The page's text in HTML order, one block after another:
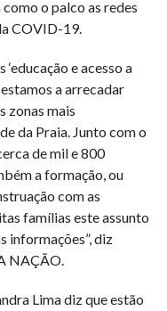
o palco as redes
COVID-19.
e acesso a
a arrecadar
zonas mais
da Praia. Junto com o
de mil e 800
a formação, ou
com as
famílias este assunto
informações”, diz
NAÇÃO.
Lima diz que estão